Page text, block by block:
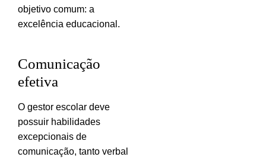
objetivo comum: a
excelência educacional.
Comunicação
efetiva
O gestor escolar deve
possuir habilidades
excepcionais de
comunicação, tanto verbal